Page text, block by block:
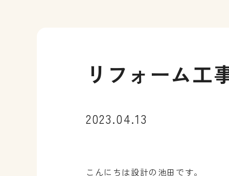
リフォーム工
2023.04.13
こんにちは設計の池田です。